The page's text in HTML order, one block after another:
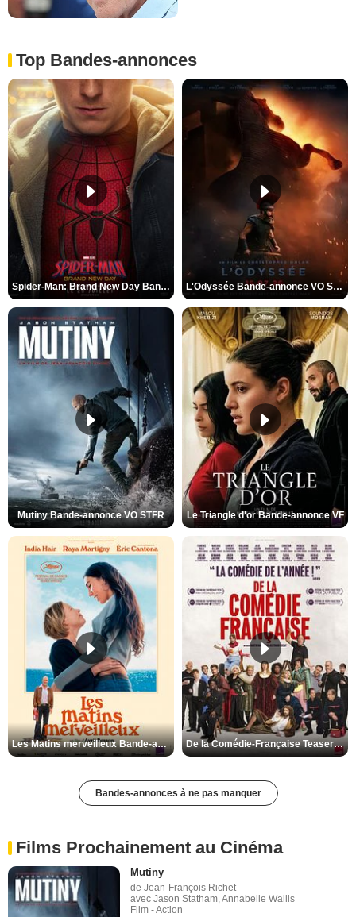
Top Bandes-annonces
Spider-Man: Brand New Day Bande-annonce VO STFR L'Odyssée Bande-annonce VO STFR
Mutiny Bande-annonce VO STFR Le Triangle d'or Bande-annonce VF
Les Matins merveilleux Bande-annonce VF De la Comédie-Française Teaser VF
Bandes-annonces à ne pas manquer
Films Prochainement au Cinéma
Mutiny
de Jean-François Richet
avec Jason Statham, Annabelle Wallis
Film - Action